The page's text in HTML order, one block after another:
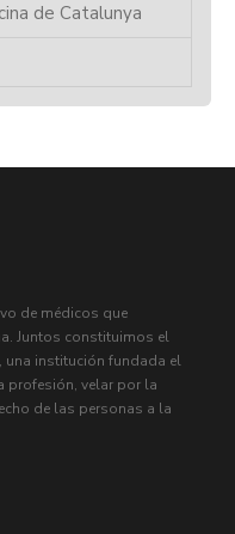
de Catalunya
de médicos que
Juntos constituimos el
una institución fundada el
profesión, velar por la
de las personas a la